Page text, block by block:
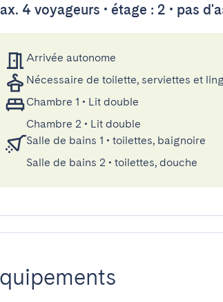
4 voyageurs • étage : 2 • pas
Arrivée autonome
Nécessaire de toilette, serviettes et
Chambre 1 • Lit double
Chambre 2 • Lit double
Salle de bains 1 • toilettes, baignoire
Salle de bains 2 • toilettes, douche